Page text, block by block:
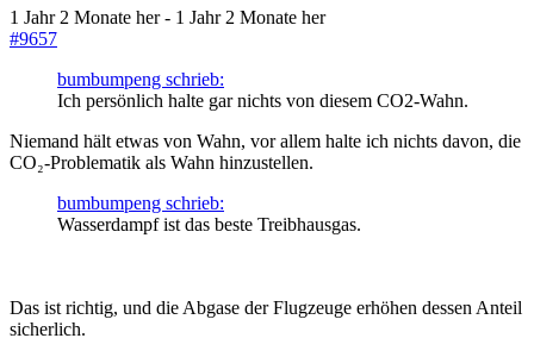
1 Jahr 2 Monate her- 1 Jahr 2 Monate her
#9657
bumbumpeng schrieb:
Ich persönlich halte gar nichts von diesem CO2-Wahn.
Niemand hält etwas von Wahn, vor allem halte ich nichts davon, die
CO₂-Problematik als Wahn hinzustellen.
bumbumpeng schrieb:
Wasserdampf ist das beste Treibhausgas.
Das ist richtig, und die Abgase der Flugzeuge erhöhen dessen Anteil
sicherlich.